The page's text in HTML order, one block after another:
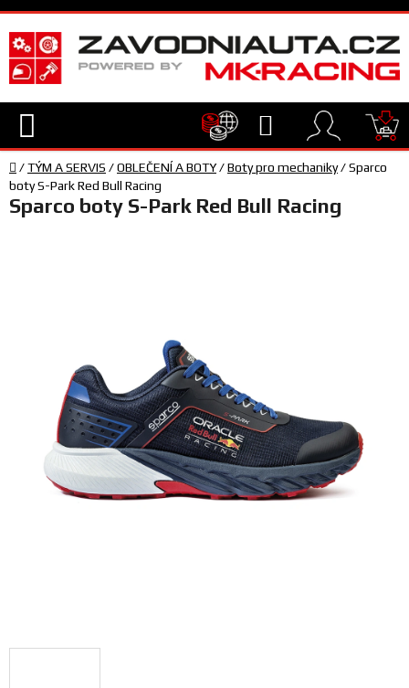
Přejít
na
obsah
Hledat
TECHNIKA
SERVIS
FANOUŠCI
Profil
Domů
/TÝM A SERVIS /OBLEČENÍ A BOTY/Boty pro mechaniky/Sparco
boty S-Park Red Bull Racing
Sparco boty S-Park Red Bull Racing